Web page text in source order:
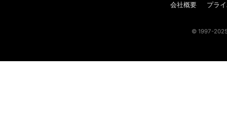
会社概要 プラ
© 1997-2025